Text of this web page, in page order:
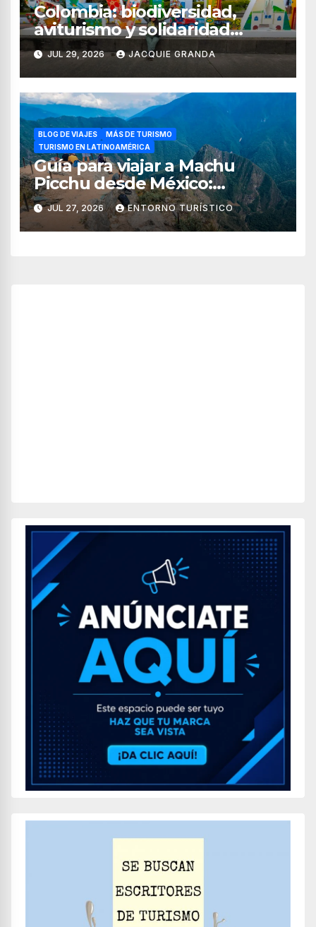
Colombia: biodiversidad,
aviturismo y solidaridad
digital en el Quindío y Valle
del Cauca
JUL 29, 2026 JACQUIE GRANDA
BLOG DE VIAJES
MÁS DE TURISMO
TURISMO EN LATINOAMÉRICA
Guía para viajar a Machu
Picchu desde México:
tiempos, rutas, itinerario y
consejos esenciales
JUL 27, 2026 ENTORNO TURÍSTICO